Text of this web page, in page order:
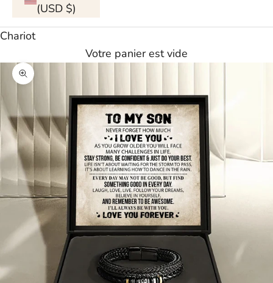
(USD $)
Chariot
Votre panier est vide
Agrandir l'image